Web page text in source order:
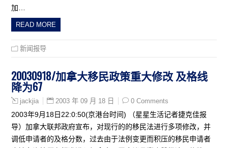
加…
READ MORE
新闻报导
20030918/加拿大移民政策重大修改 及格线
降为67
jackjia 2003 年 09 月 18 日 0 Comments
2003年9月18日22:0:50(京港台时间) （星星生活记者捷克佳报
导）加拿大联邦政府宣布，对现行的的移民法进行多项修改，并
调低申请者的及格分数，过去由于法例变更而积压的移民申请者